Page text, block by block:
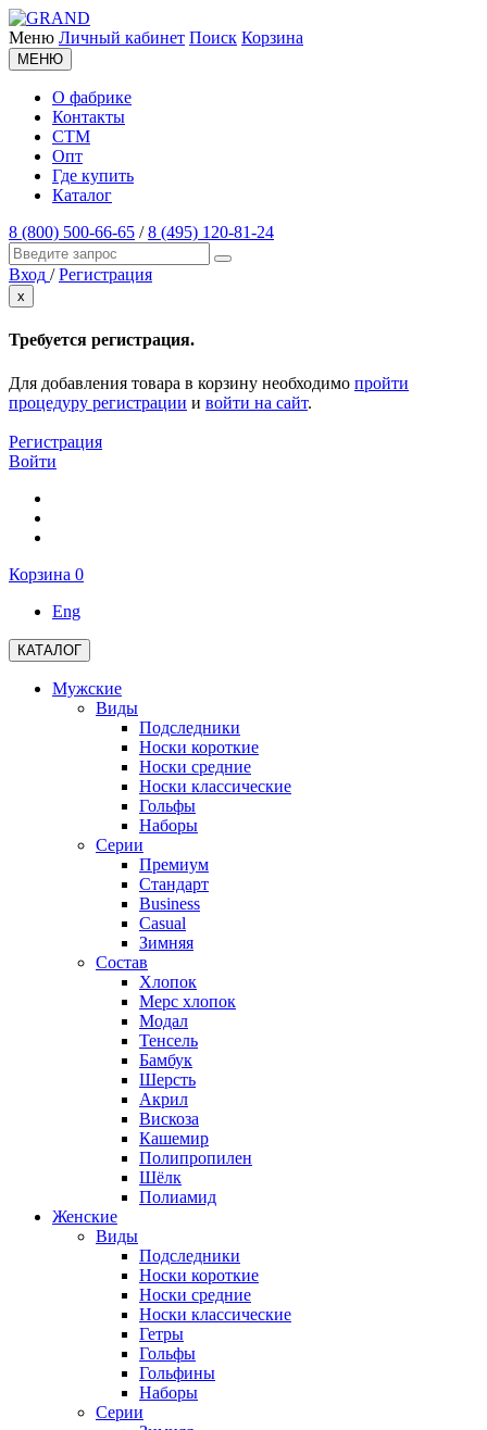
Меню Личный кабинет Поиск Корзина
МЕНЮ
О фабрике
Контакты
СТМ
Опт
Где купить
Каталог
8 (800) 500-66-65 /8 (495) 120-81-24
Вход / Регистрация
x
Требуется регистрация.
Для добавления товара в корзину необходимо пройти
процедуру регистрации и войти на сайт.
Регистрация
Войти
Корзина 0
Eng
КАТАЛОГ
Мужские
Виды
Подследники
Носки короткие
Носки средние
Носки классические
Гольфы
Наборы
Серии
Премиум
Стандарт
Business
Casual
Зимняя
Состав
Хлопок
Мерс хлопок
Модал
Тенсель
Бамбук
Шерсть
Акрил
Вискоза
Кашемир
Полипропилен
Шёлк
Полиамид
Женские
Виды
Подследники
Носки короткие
Носки средние
Носки классические
Гетры
Гольфы
Гольфины
Наборы
Серии